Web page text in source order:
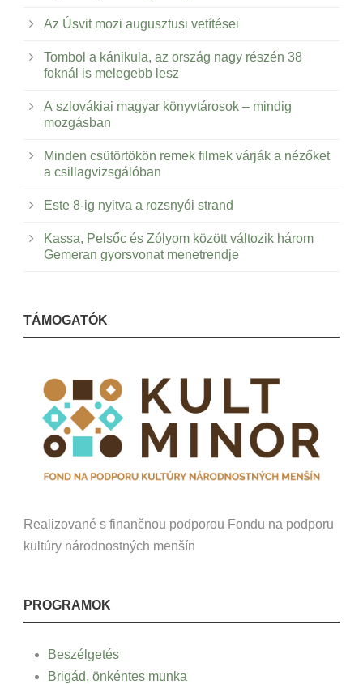
Az Úsvit mozi augusztusi vetítései
Tombol a kánikula, az ország nagy részén 38
foknál is melegebb lesz
A szlovákiai magyar könyvtárosok – mindig
mozgásban
Minden csütörtökön remek filmek várják a nézőket
a csillagvizsgálóban
Este 8-ig nyitva a rozsnyói strand
Kassa, Pelsőc és Zólyom között változik három
Gemeran gyorsvonat menetrendje
TÁMOGATÓK
Realizované s finančnou podporou Fondu na podporu
kultúry národnostných menšín
PROGRAMOK
Beszélgetés
Brigád, önkéntes munka